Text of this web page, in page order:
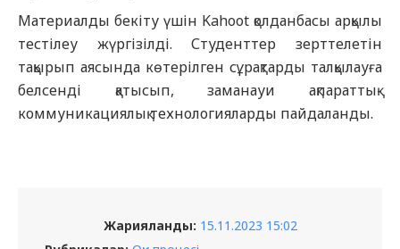
Материалды бекіту үшін Kahoot қолданбасы арқылы
тестілеу жүргізілді. Студенттер зерттелетін
тақырып аясында көтерілген сұрақтарды талқылауға
белсенді қатысып, заманауи ақпараттық-
коммуникациялық технологияларды пайдаланды.
Жарияланды: 15.11.2023 15:02